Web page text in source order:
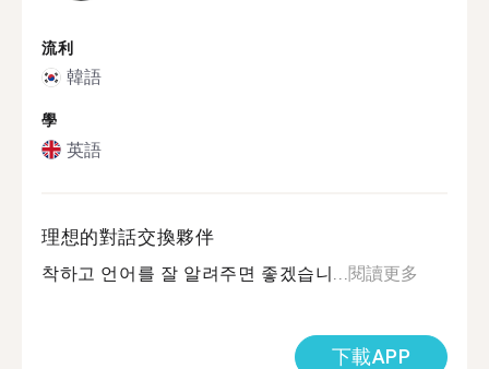
流利
韓語
學
英語
理想的對話交換夥伴
착하고 언어를 잘 알려주면 좋겠습니... 閱讀更多
下載APP